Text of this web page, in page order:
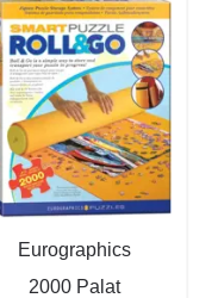
Eurographics
2000 Palat